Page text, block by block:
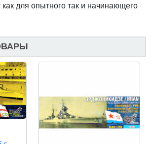
для опытного так и начинающего